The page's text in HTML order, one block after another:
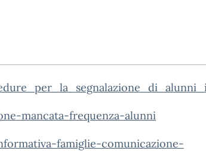
mancata-frequenza-alunni
famiglie-comunicazione-